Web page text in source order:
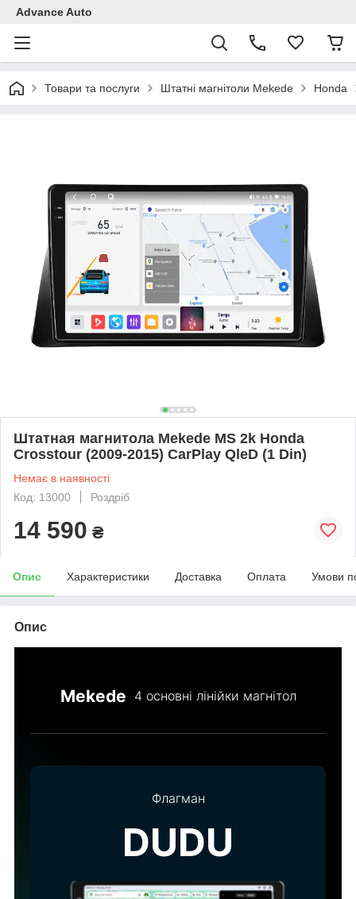
Advance Auto
Товари та послуги Штатні магнітоли Mekede Honda
Штатная магнитола Mekede MS 2k Honda
Crosstour (2009-2015) CarPlay QleD (1 Din)
Немає в наявності
Код: 13000
Роздріб
14 590 ₴
Опис Характеристики Доставка Оплата Умови
Опис
Mekede 4 основні лінійки магнітол
Флагман
DUDU